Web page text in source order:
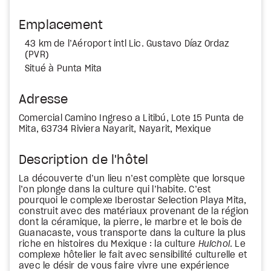
Emplacement
43 km de l’Aéroport intl Lic. Gustavo Díaz Ordaz
(PVR)
Situé à Punta Mita
Adresse
Comercial Camino Ingreso a Litibú, Lote 15 Punta de
Mita, 63734 Riviera Nayarit, Nayarit, Mexique
Description de l'hôtel
La découverte d’un lieu n’est complète que lorsque
l’on plonge dans la culture qui l’habite. C’est
pourquoi le complexe Iberostar Selection Playa Mita,
construit avec des matériaux provenant de la région
dont la céramique, la pierre, le marbre et le bois de
Guanacaste, vous transporte dans la culture la plus
riche en histoires du Mexique : la culture Huichol. Le
complexe hôtelier le fait avec sensibilité culturelle et
avec le désir de vous faire vivre une expérience